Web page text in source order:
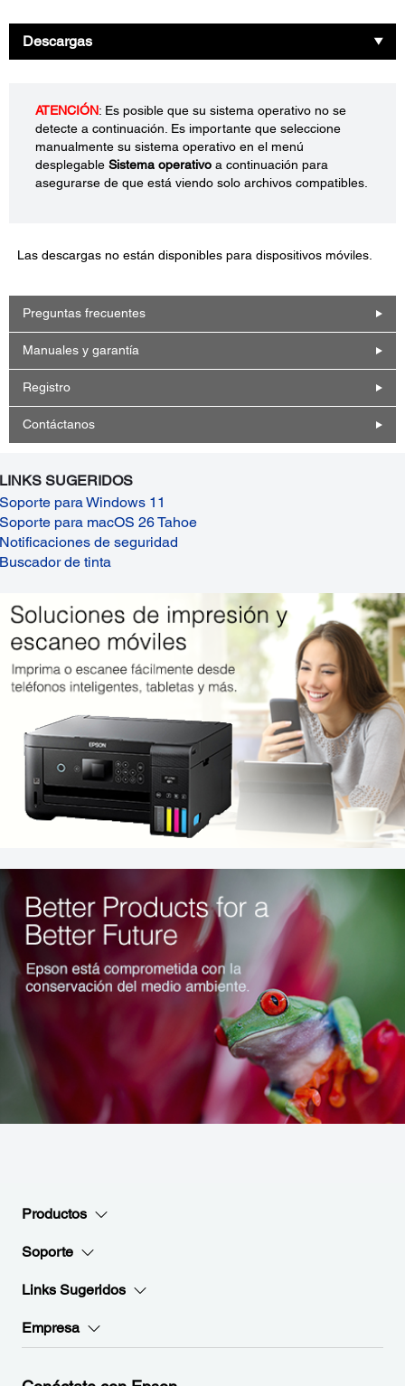
Descargas
ATENCIÓN: Es posible que su sistema operativo no se
detecte a continuación. Es importante que seleccione
manualmente su sistema operativo en el menú
desplegable Sistema operativo a continuación para
asegurarse de que está viendo solo archivos compatibles.
Las descargas no están disponibles para dispositivos móviles.
Preguntas frecuentes
Manuales y garantía
Registro
Contáctanos
LINKS SUGERIDOS
Soporte para Windows 11
Soporte para macOS 26 Tahoe
Notificaciones de seguridad
Buscador de tinta
Productos
Soporte
Links Sugeridos
Empresa